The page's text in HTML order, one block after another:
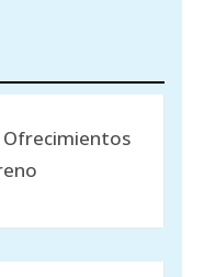
Ofrecimientos